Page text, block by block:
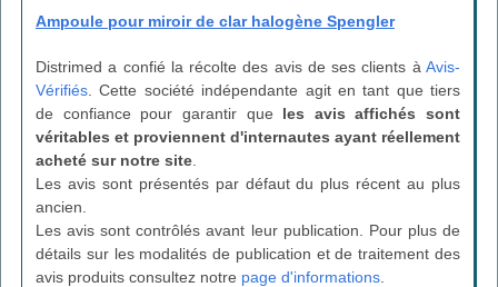
Ampoule pour miroir de clar halogène Spengler
Distrimed a confié la récolte des avis de ses clients à Avis-
Vérifiés . Cette société indépendante agit en tant que tiers
de confiance pour garantir que les avis affichés sont
véritables et proviennent d'internautes ayant réellement
acheté sur notre site
Les avis sont présentés par défaut du plus récent au plus
ancien.
Les avis sont contrôlés avant leur publication. Pour plus de
détails sur les modalités de publication et de traitement des
avis produits consultez notre page d'informations